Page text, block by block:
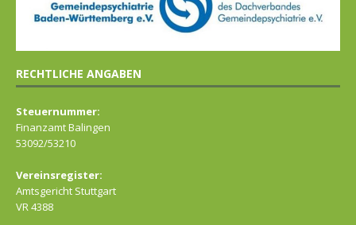
RECHTLICHE ANGABEN
Steuernummer:
Finanzamt Balingen
53092/53210
Vereinsregister:
Amtsgericht Stuttgart
VR 4388